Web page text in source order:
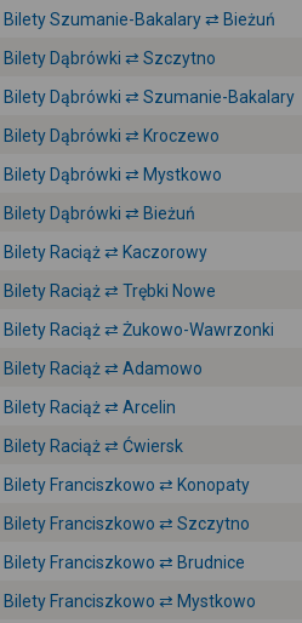
Bilety Szumanie-Bakalary ⇄ Bieżuń
Bilety Dąbrówki ⇄ Szczytno
Bilety Dąbrówki ⇄ Szumanie-Bakalary
Bilety Dąbrówki ⇄ Kroczewo
Bilety Dąbrówki ⇄ Mystkowo
Bilety Dąbrówki ⇄ Bieżuń
Bilety Raciąż ⇄ Kaczorowy
Bilety Raciąż ⇄ Trębki Nowe
Bilety Raciąż ⇄ Żukowo-Wawrzonki
Bilety Raciąż ⇄ Adamowo
Bilety Raciąż ⇄ Arcelin
Bilety Raciąż ⇄ Ćwiersk
Bilety Franciszkowo ⇄ Konopaty
Bilety Franciszkowo ⇄ Szczytno
Bilety Franciszkowo ⇄ Brudnice
Bilety Franciszkowo ⇄ Mystkowo